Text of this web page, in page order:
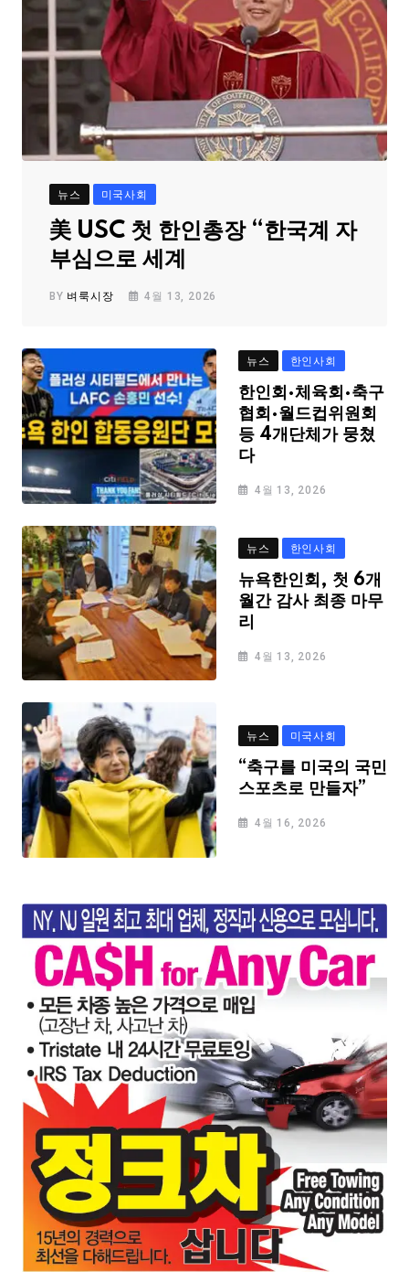
뉴스 미국사회
美 USC 첫 한인총장 “한국계 자
부심으로 세계
BY 벼룩시장 4월 13, 2026
뉴스 한인사회
한인회·체육회·축구
협회·월드컵위원회
등 4개단체가 뭉쳤
다
4월 13, 2026
뉴스 한인사회
뉴욕한인회, 첫 6개
월간 감사 최종 마무
리
4월 13, 2026
뉴스 미국사회
“축구를 미국의 국민
스포츠로 만들자”
4월 16, 2026